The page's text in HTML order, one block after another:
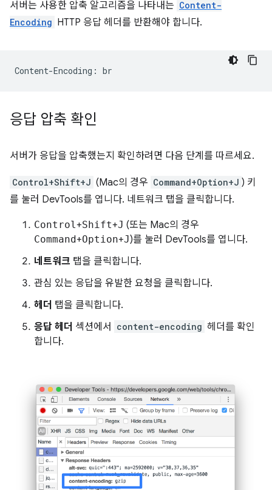
서버는 사용한 압축 알고리즘을 나타내는 Content-
Encoding HTTP 응답 헤더를 반환해야 합니다.
응답 압축 확인
서버가 응답을 압축했는지 확인하려면 다음 단계를 따르세요.
Control+Shift+J (Mac의 경우 Command+Option+J ) 키
를 눌러 DevTools를 엽니다. 네트워크 탭을 클릭합니다.
Control+Shift+J (또는 Mac의 경우
Command+Option+J)를 눌러 DevTools를 엽니다.
네트워크 탭을 클릭합니다.
관심 있는 응답을 유발한 요청을 클릭합니다.
헤더 탭을 클릭합니다.
응답 헤더 섹션에서 content-encoding 헤더를 확인
합니다.